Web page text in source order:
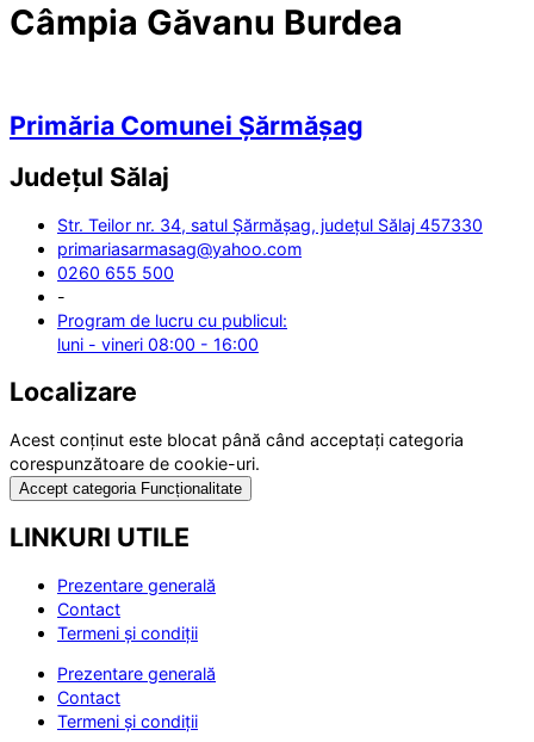
Câmpia Găvanu Burdea
Primăria Comunei Șărmășag
Județul Sălaj
Str. Teilor nr. 34, satul Șărmășag, județul Sălaj 457330
primariasarmasag@yahoo.com
0260 655 500
-
Program de lucru cu publicul:
luni - vineri 08:00 - 16:00
Localizare
Acest conținut este blocat până când acceptați categoria
corespunzătoare de cookie-uri.
Accept categoria Funcționalitate
LINKURI UTILE
Prezentare generală
Contact
Termeni și condiții
Prezentare generală
Contact
Termeni și condiții